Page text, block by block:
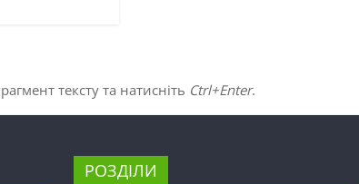
тексту та натисніть Ctrl+Enter.
РОЗДІЛИ